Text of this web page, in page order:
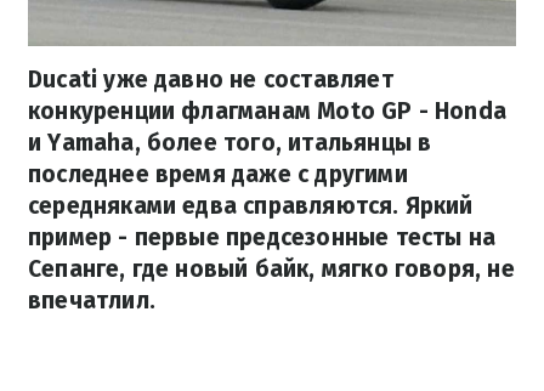
Ducati уже давно не составляет
конкуренции флагманам Моtо GP - Honda
и Yamaha, более того, итальянцы в
последнее время даже с другими
середняками едва справляются. Яркий
пример - первые предсезонные тесты на
Сепанге, где новый байк, мягко говоря, не
впечатлил.